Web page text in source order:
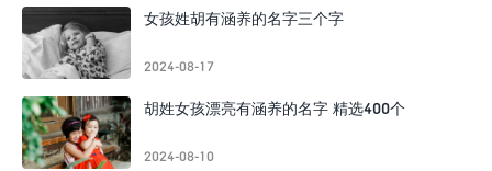
女孩姓胡有涵养的名字三个字
2024-08-17
胡姓女孩漂亮有涵养的名字 精选400个
2024-08-10